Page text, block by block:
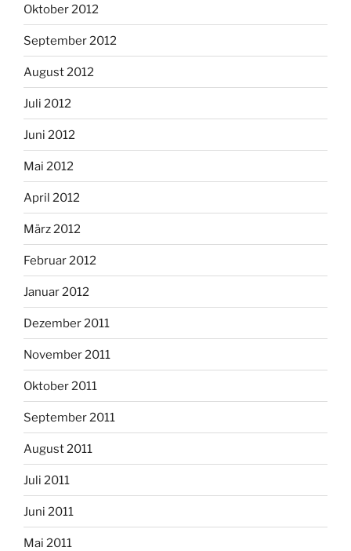
Oktober 2012
September 2012
August 2012
Juli 2012
Juni 2012
Mai 2012
April 2012
März 2012
Februar 2012
Januar 2012
Dezember 2011
November 2011
Oktober 2011
September 2011
August 2011
Juli 2011
Juni 2011
Mai 2011